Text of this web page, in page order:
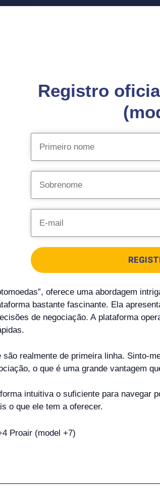
Registro
oferece uma abordagem
bastante fascinante. Ela
de negociação. A plataforma
realmente de primeira linha. Sinto-
o que é uma grande vantagem
intuitiva o suficiente para navegar
o que ele tem a oferecer.